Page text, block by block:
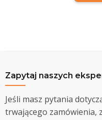
Zapytaj naszych
Jeśli masz pytania
trwającego zamówienia,